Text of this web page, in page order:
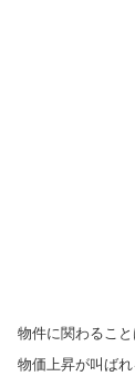
物件に関わるこ
物価上昇が叫ば